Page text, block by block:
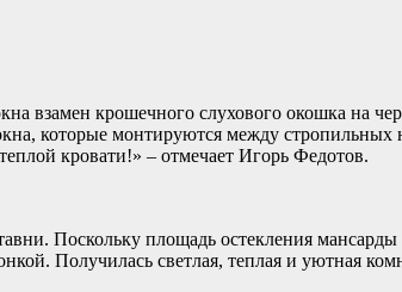
взамен крошечного слухового окошка на
которые монтируются между
кровати!» – отмечает Игорь Федотов.
Поскольку площадь остекления
Получилась светлая, теплая и уютная